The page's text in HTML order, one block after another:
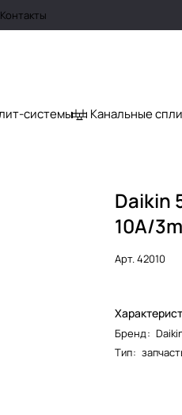
Контакты
системы Канальные
Daikin
10A/
Арт.42010
Бренд:
Тип: